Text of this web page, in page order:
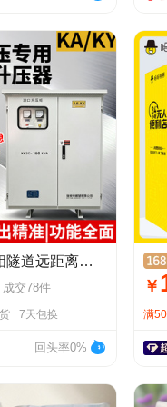
压器380V升1140V矿山桥梁工地水泵增压增流器
成交78件
7天包换
回头率0%
￥
满